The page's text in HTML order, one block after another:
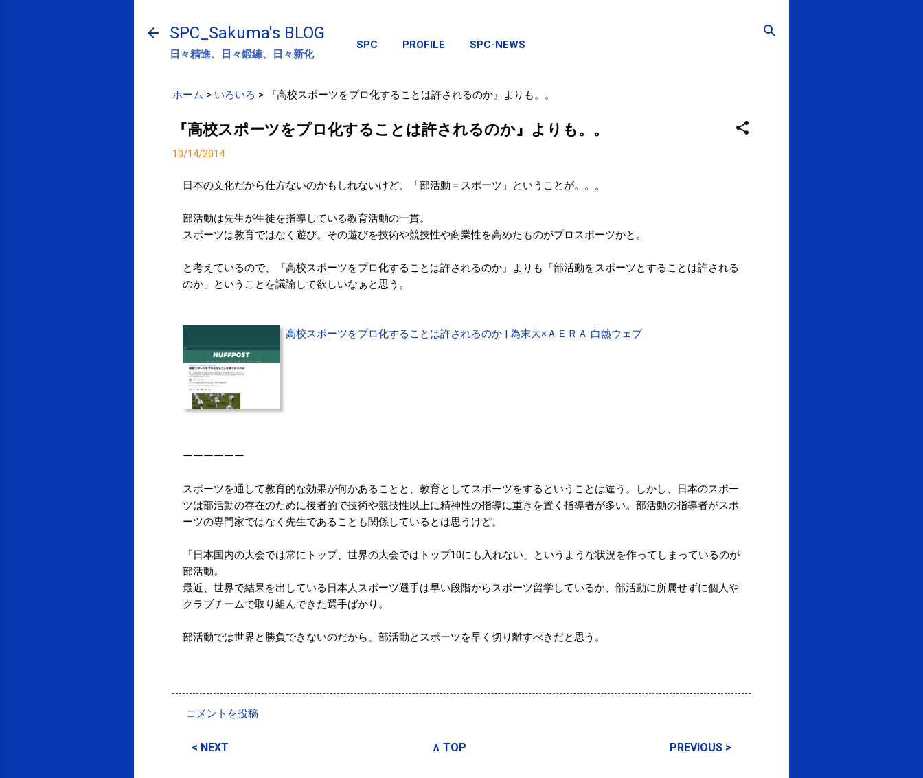
SPC_Sakuma's BLOG
日々精進、日々鍛練、日々新化
SPC PROFILE SPC-NEWS
ホーム > いろいろ > 『高校スポーツをプロ化することは許されるのか』よりも。。
『高校スポーツをプロ化することは許されるのか』よりも。。
10/14/2014
日本の文化だから仕方ないのかもしれないけど、「部活動＝スポーツ」ということが。。。
部活動は先生が生徒を指導している教育活動の一貫。
スポーツは教育ではなく遊び。その遊びを技術や競技性や商業性を高めたものがプロスポーツかと。
と考えているので、『高校スポーツをプロ化することは許されるのか』よりも「部活動をスポーツとすることは許される
のか」ということを議論して欲しいなぁと思う。
高校スポーツをプロ化することは許されるのか | 為末大×ＡＥＲＡ 白熱ウェブ
ーーーーーー
スポーツを通して教育的な効果が何かあることと、教育としてスポーツをするということは違う。しかし、日本のスポー
ツは部活動の存在のために後者的で技術や競技性以上に精神性の指導に重きを置く指導者が多い。部活動の指導者がスポ
ーツの専門家ではなく先生であることも関係しているとは思うけど。
「日本国内の大会では常にトップ、世界の大会ではトップ10にも入れない」というような状況を作ってしまっているのが
部活動。
最近、世界で結果を出している日本人スポーツ選手は早い段階からスポーツ留学しているか、部活動に所属せずに個人や
クラブチームで取り組んできた選手ばかり。
部活動では世界と勝負できないのだから、部活動とスポーツを早く切り離すべきだと思う。
メ
コメントを投稿
< NEXT ∧ TOP PREVIOUS >